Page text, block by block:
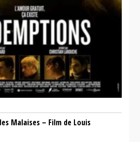
Malaises – Film de Louis